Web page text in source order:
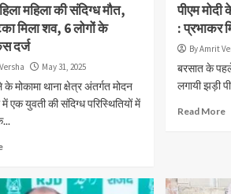
महिला की संदिग्ध मौत,
मिला शव, 6 लोगों के
दर्ज
May 31, 2025
मोकामा थाना क्षेत्र अंतर्गत मोदन
में एक युवती की संदिग्ध परिस्थितियों में
पीएम
: प्रभाकर
By Amrit
बरसात के पहले
लगायी झड़ी
Read More